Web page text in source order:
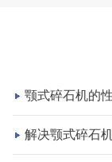
颚式碎石机的
解决颚式碎石